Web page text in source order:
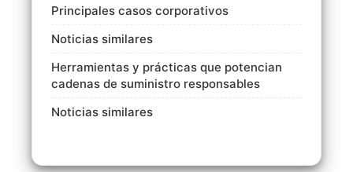
Principales casos corporativos
Noticias similares
Herramientas y prácticas que potencian
cadenas de suministro responsables
Noticias similares